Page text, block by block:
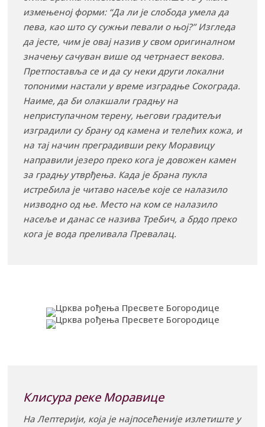
измењеној форми: “Да ли је слобода умела да
пева, као што су сужњи певали о њој?” Изгледа
да јесте, чим је овај назив у свом оригиналном
значењу сачуван више од четрнаест векова.
Претпоставља се и да су неки други локални
топоними настали у време изградње Сокограда.
Наиме, да би олакшали градњу на
неприступачном терену, његови градитељи
изградили су брану од камена и телећих кожа, и
на тај начин преградивши реку Моравицу
направили језеро преко кога је довожен камен
за градњу утврђења. Када је брана пукла
истребила је читаво насеље које се налазило
низводно од ње. Место на ком се налазило
насеље и данас се назива Требич, а брдо преко
кога је вода преливала Превалац.
Клисура реке Моравице
На Лептерији, која је најпосећеније излетиште у